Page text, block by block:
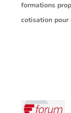
formations
cotisation pour